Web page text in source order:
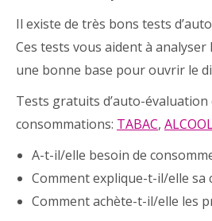
Il existe de très bons tests
Ces tests vous aident à
une bonne base pour ouvrir le
Tests gratuits d’auto-évaluation
consommations: TABAC,
A-t-il/elle besoin de
Comment explique-t-il/elle sa
Comment achète-t-il/elle les